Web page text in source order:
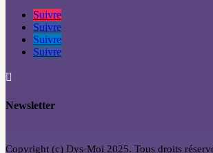
Suivre
Suivre
Suivre
Suivre

Newsletter
Copyright (c) Dys-Moi 2025. Tous droits